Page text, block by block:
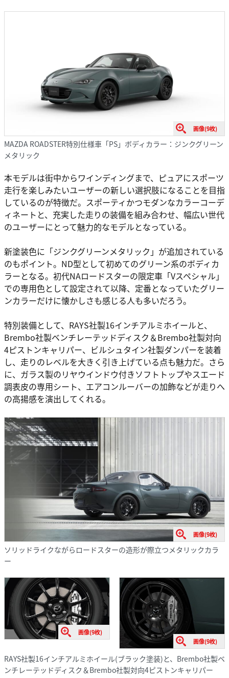
画像(9枚)
MAZDA ROADSTER特別仕様車「PS」ボディカラー：ジンクグリーン
メタリック
本モデルは街中からワインディングまで、ピュアにスポーツ
走行を楽しみたいユーザーの新しい選択肢になることを目指
しているのが特徴だ。スポーティかつモダンなカラーコーデ
ィネートと、充実した走りの装備を組み合わせ、幅広い世代
のユーザーにとって魅力的なモデルとなっている。
新塗装色に「ジンクグリーンメタリック」が追加されている
のもポイント。ND型として初めてのグリーン系のボディカ
ラーとなる。初代NAロードスターの限定車「Vスペシャル」
での専用色として設定されて以降、定番となっていたグリー
ンカラーだけに懐かしさも感じる人も多いだろう。
特別装備として、RAYS社製16インチアルミホイールと、
Brembo社製ベンチレーテッドディスク＆Brembo社製対向
4ピストンキャリパー、ビルシュタイン社製ダンパーを装着
し、走りのレベルを大きく引き上げている点も魅力だ。さら
に、ガラス製のリヤウインドウ付きソフトトップやスエード
調表皮の専用シート、エアコンルーバーの加飾などが走りへ
の高揚感を演出してくれる。
画像(9枚)
ソリッドライクながらロードスターの造形が際立つメタリックカラ
ー
画像(9枚)
画像(9枚)
RAYS社製16インチアルミホイール(ブラック塗装)と、Brembo社製ベ
ンチレーテッドディスク＆Brembo社製対向4ピストンキャリパー